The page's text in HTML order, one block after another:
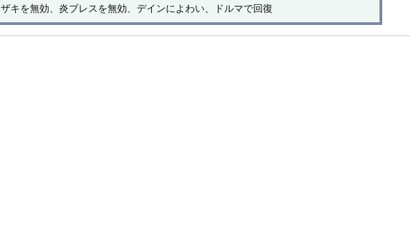
ザキを無効、炎ブレスを無効、デインによわい、ドルマで回復